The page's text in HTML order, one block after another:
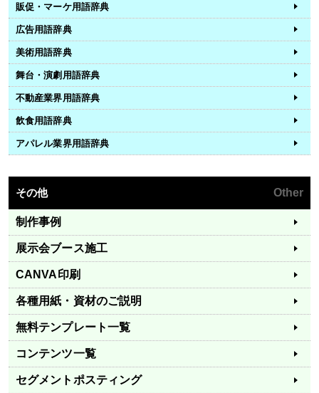
販促・マーケ用語辞典
広告用語辞典
美術用語辞典
舞台・演劇用語辞典
不動産業界用語辞典
飲食用語辞典
アパレル業界用語辞典
その他 Other
制作事例
展示会ブース施工
CANVA印刷
各種用紙・資材のご説明
無料テンプレート一覧
コンテンツ一覧
セグメントポスティング